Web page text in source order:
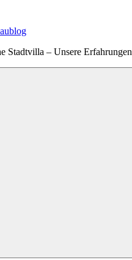
Stadtvilla – Unsere Erfahrungen